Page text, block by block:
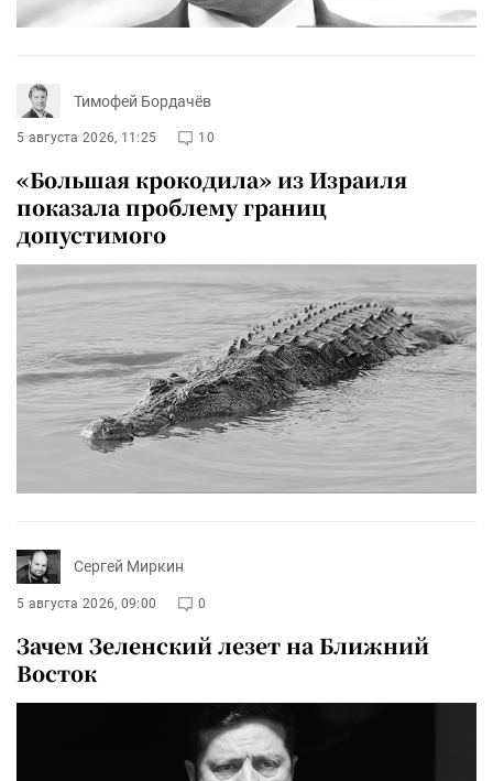
Тимофей Бордачёв
5 августа 2026, 11:25 10
«Большая крокодила» из Израиля
показала проблему границ
допустимого
Сергей Миркин
5 августа 2026, 09:00 0
Зачем Зеленский лезет на Ближний
Восток